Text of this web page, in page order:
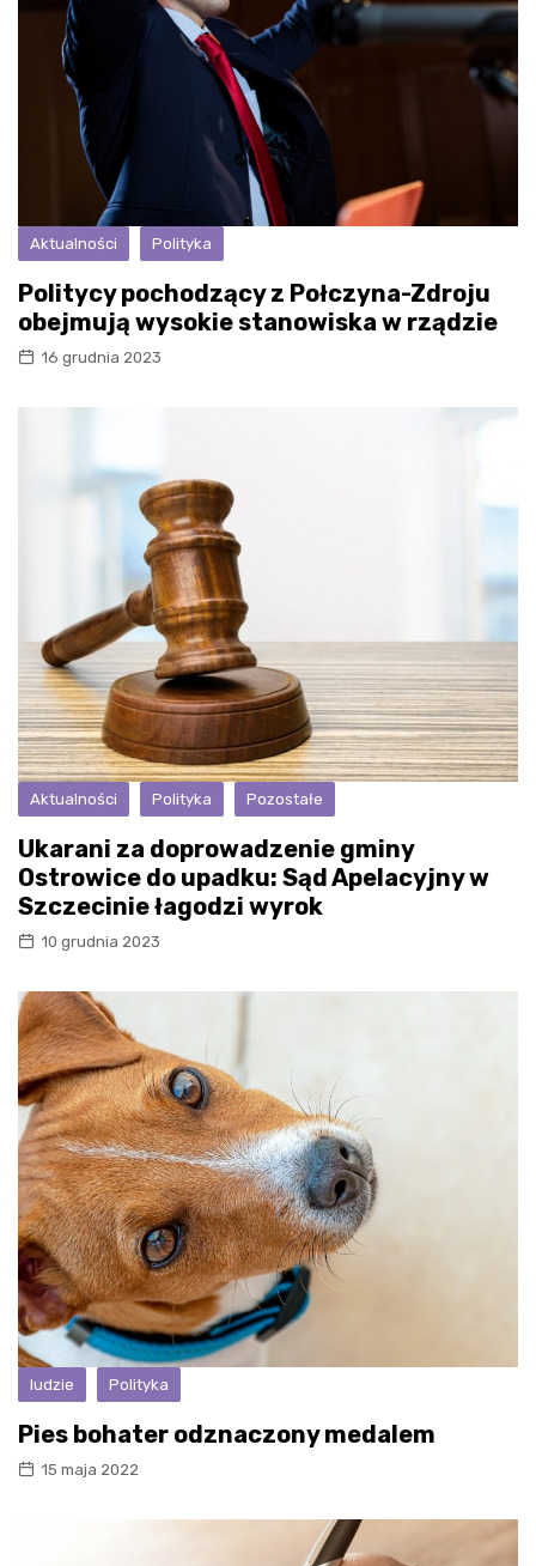
Aktualności Polityka
Politycy pochodzący z Połczyna-Zdroju
obejmują wysokie stanowiska w rządzie
16 grudnia 2023
Aktualności Polityka Pozostałe
Ukarani za doprowadzenie gminy
Ostrowice do upadku: Sąd Apelacyjny w
Szczecinie łagodzi wyrok
10 grudnia 2023
ludzie Polityka
Pies bohater odznaczony medalem
15 maja 2022